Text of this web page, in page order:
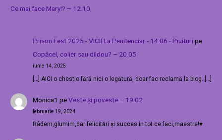
Ce mai face Mary!? – 12.10
Prison Fest 2025 - VICII La Penitenciar - 14.06 - Piuituripe
Copăcel, colier sau dildou? – 20.05
iunie 14, 2025
[…] AICI o chestie fără nici o legătură, doar fac reclamă la blog. […]
Monica1 peVeste și poveste – 19.02
februarie 19, 2024
Râdem,glumim,dar felicitări și succes in tot ce faci,maestre!♥️